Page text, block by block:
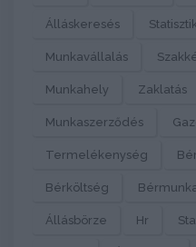
Álláskeresés
Munkavállalás
Munkahely Zaklatás
Munkaszerződés
Termelékenység
Bérköltség
Állásbörze Hr